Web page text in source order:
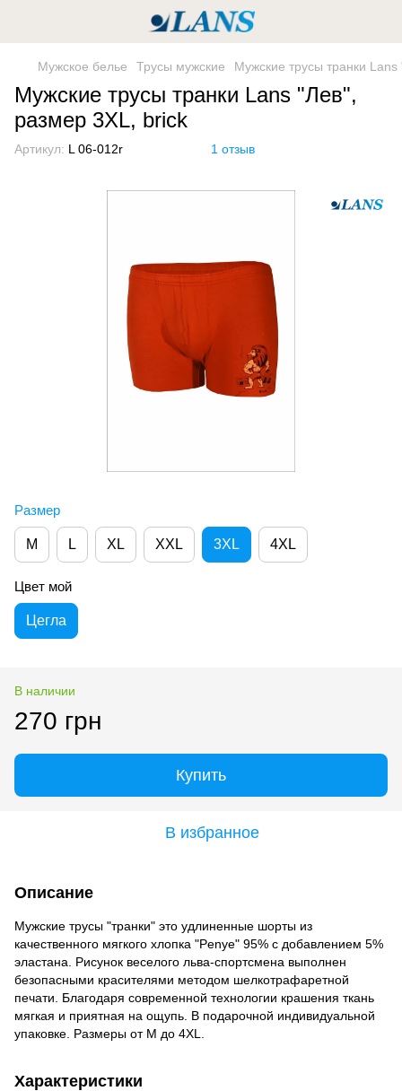
Мужское белье Трусы мужские Мужские трусы транки
Мужские трусы транки Lans "Лев",
размер 3XL, brick
Артикул: L 06-012r 1 отзыв
Размер
M L XL XXL 3XL 4XL
Цвет мой
Цегла
В наличии
270 грн
Купить
В избранное
Описание
Мужские трусы "транки" это удлиненные шорты из
качественного мягкого хлопка "Penye" 95% с добавлением 5%
эластана. Рисунок веселого льва-спортсмена выполнен
безопасными красителями методом шелкотрафаретной
печати. Благодаря современной технологии крашения ткань
мягкая и приятная на ощупь. В подарочной индивидуальной
упаковке. Размеры от M до 4XL.
Характеристики